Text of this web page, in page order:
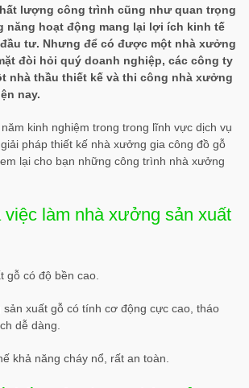
lượng công trình cũng như quan trọng
năng hoạt động mang lại lợi ích kinh tế
tư. Nhưng để có được một nhà xưởng
đòi hỏi quý doanh nghiệp, các công ty
nhà thầu thiết kế và thi công nhà xưởng
nay.
kinh nghiệm trong trong lĩnh vực dịch vụ
pháp thiết kế nhà xưởng gia công đồ gỗ
lại cho bạn những công trình nhà xưởng
làm nhà xưởng sản xuất
gỗ có độ bền cao.
xuất gỗ có tính cơ động cực cao, tháo
dễ dàng.
khả năng cháy nổ, rất an toàn.